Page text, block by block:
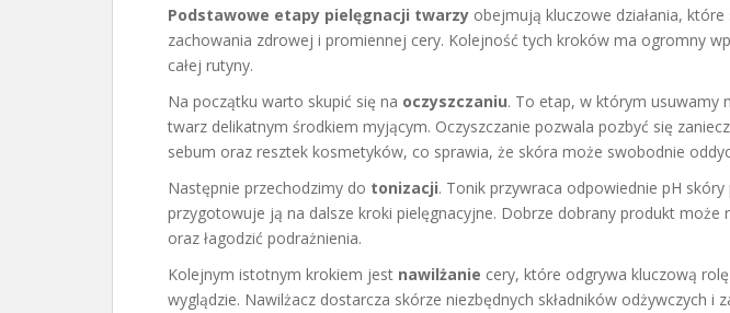
Podstawowe etapy pielęgnacji twarzy obejmują kluczowe działania, które
zachowania zdrowej i promiennej cery. Kolejność tych kroków ma ogromny
całej rutyny.
Na początku warto skupić się na oczyszczaniu. To etap, w którym usuwamy
twarz delikatnym środkiem myjącym. Oczyszczanie pozwala pozbyć się
sebum oraz resztek kosmetyków, co sprawia, że skóra może swobodnie
Następnie przechodzimy do tonizacji. Tonik przywraca odpowiednie pH skóry
przygotowuje ją na dalsze kroki pielęgnacyjne. Dobrze dobrany produkt może
oraz łagodzić podrażnienia.
Kolejnym istotnym krokiem jest nawilżanie cery, które odgrywa kluczową
wyglądzie. Nawilżacz dostarcza skórze niezbędnych składników odżywczych i